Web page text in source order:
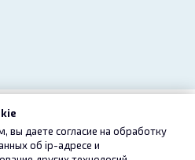
Конфиденциальность
вы даете согласие на обработку
об ip-адресе и